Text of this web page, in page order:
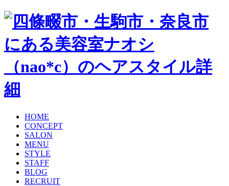
HOME
CONCEPT
SALON
MENU
STYLE
STAFF
BLOG
RECRUIT